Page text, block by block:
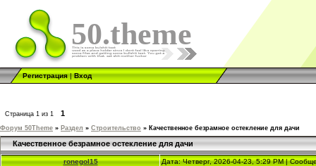
50.theme
Регистрация|Вход
Страница 1 из 1 1
Форум 50Theme » Раздел » Строительство » Качественное безрамное остекление для дачи
Качественное безрамное остекление для дачи
ronegol15 Дата: Четверг, 2026-04-23, 5:29 PM |